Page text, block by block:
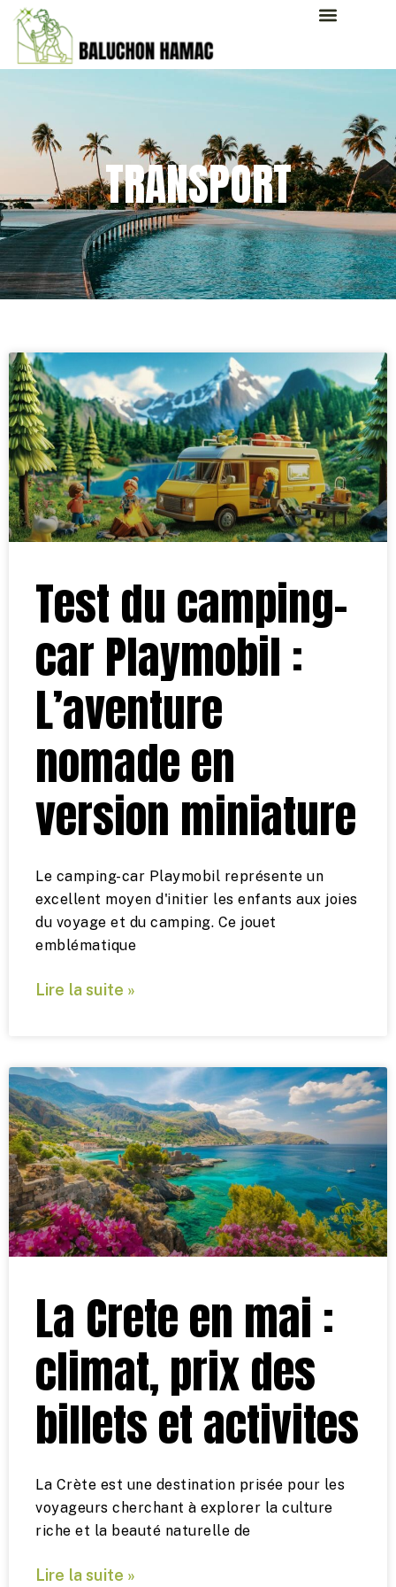
TRANSPORT
Test du camping-
car Playmobil :
L’aventure
nomade en
version miniature
Le camping-car Playmobil représente un
excellent moyen d'initier les enfants aux joies
du voyage et du camping. Ce jouet
emblématique
Lire la suite »
La Crete en mai :
climat, prix des
billets et activites
La Crète est une destination prisée pour les
voyageurs cherchant à explorer la culture
riche et la beauté naturelle de
Lire la suite »